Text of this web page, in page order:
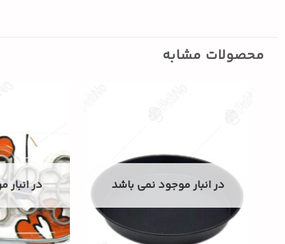
محصولات مشابه
در انبار موجود نمی باشد در